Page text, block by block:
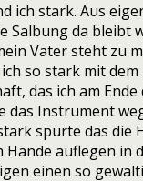
ich stark. Aus
Salbung da bleibt
Vater steht zu
so stark mit
das ich am Ende
das Instrument
spürte das die
Hände auflegen in
einen so